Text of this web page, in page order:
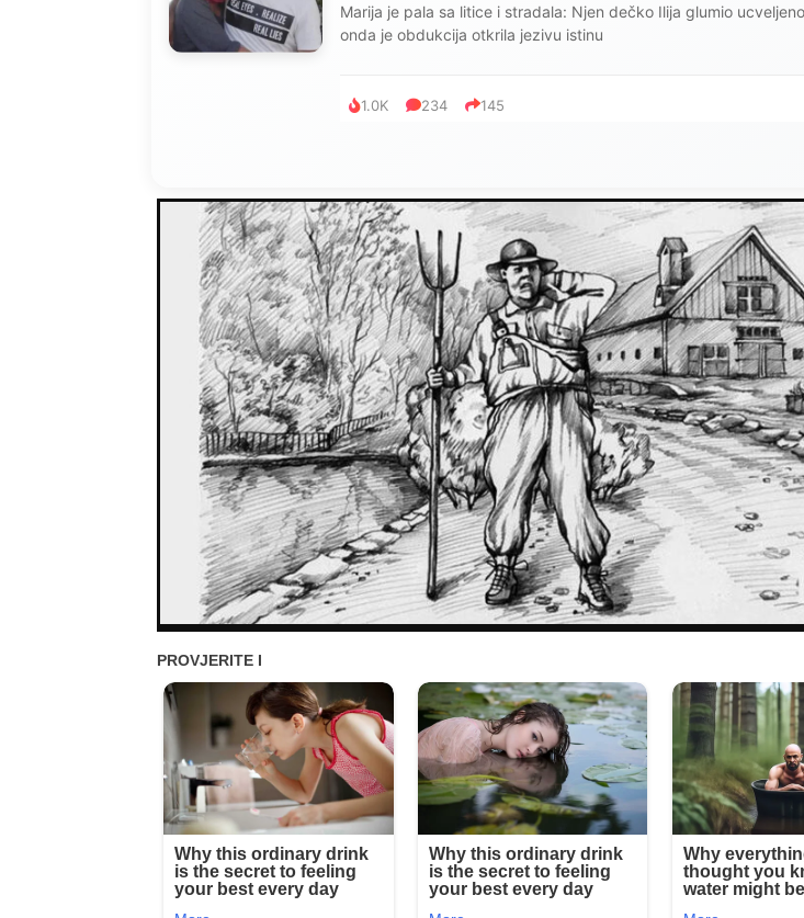
Marija je pala sa litice i stradala: Njen dečko Ilija glumio
onda je obdukcija otkrila jezivu istinu
1.0K 234 145